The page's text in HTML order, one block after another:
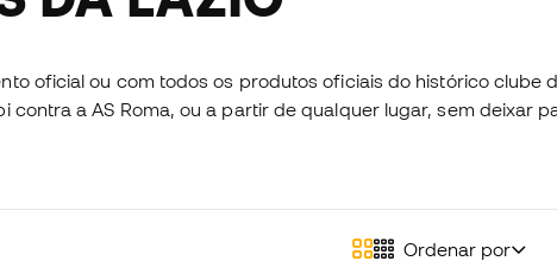
oficial ou com todos os produtos oficiais do histórico clube
a AS Roma, ou a partir de qualquer lugar, sem deixar
Ordenar por